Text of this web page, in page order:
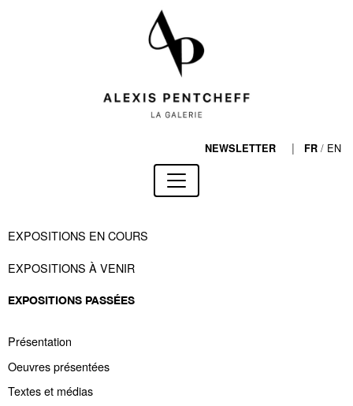
NEWSLETTER | FR / EN
EXPOSITIONS EN COURS
EXPOSITIONS À VENIR
EXPOSITIONS PASSÉES
Présentation
Oeuvres présentées
Textes et médias